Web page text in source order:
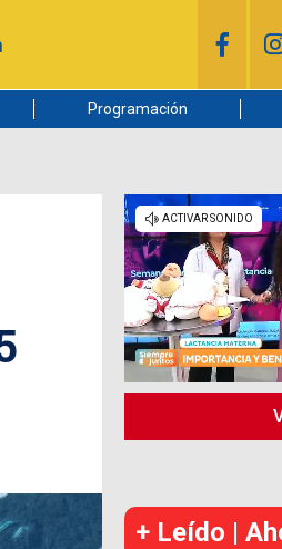
Programación
La
+ Leído |